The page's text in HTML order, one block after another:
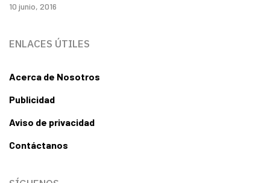
10 junio, 2016
ENLACES ÚTILES
Acerca de Nosotros
Publicidad
Aviso de privacidad
Contáctanos